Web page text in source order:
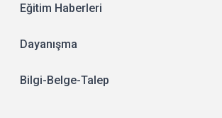
Eğitim Haberleri
Dayanışma
Bilgi-Belge-Talep